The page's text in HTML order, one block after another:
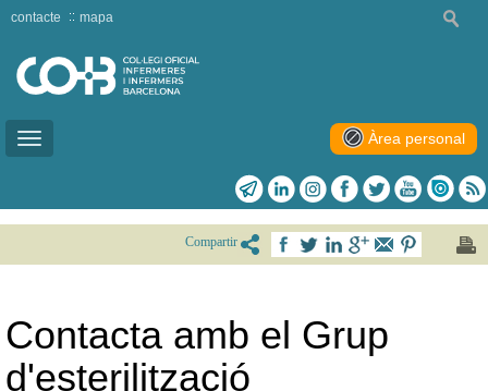
Toggle
contacte mapa
Àrea personal
Compartir
Contacta amb el Grup
d'esterilització